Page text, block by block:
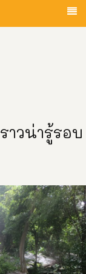
าวน่ารู้รอบ